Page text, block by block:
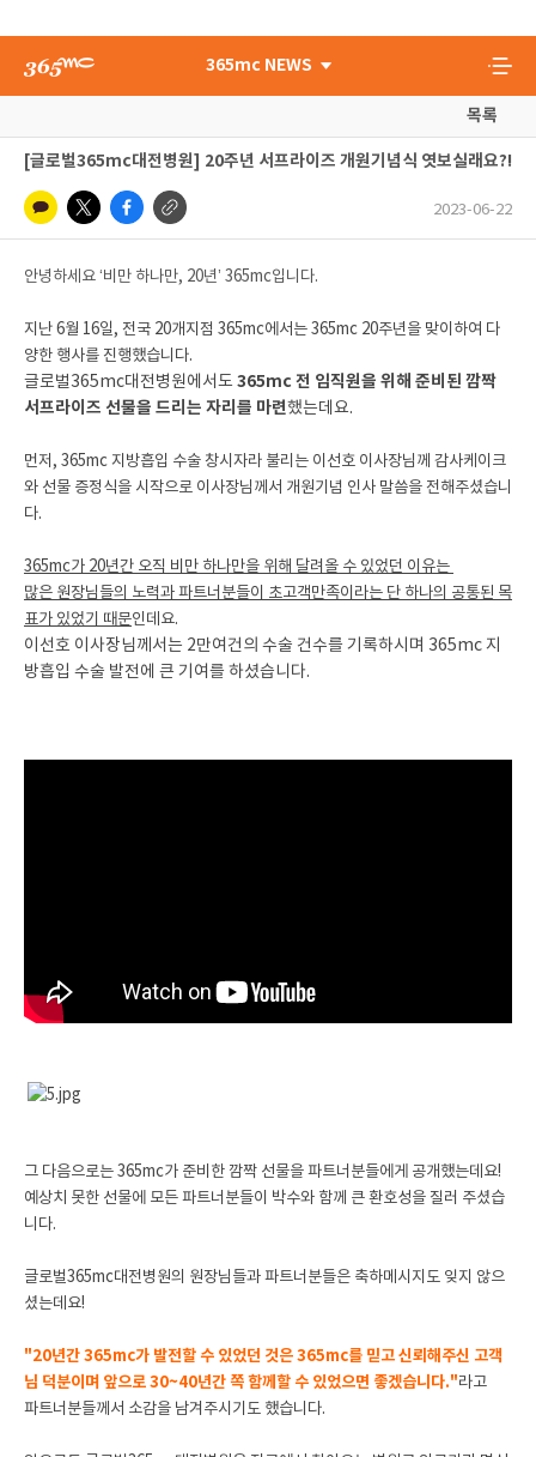
365mc NEWS
목록
[글로벌365mc대전병원] 20주년 서프라이즈 개원기념식 엿보실래요?!
2023-06-22
안녕하세요 ‘비만 하나만, 20년’ 365mc입니다.
지난 6월 16일, 전국 20개지점 365mc에서는 365mc 20주년을 맞이하여 다
양한 행사를 진행했습니다.
글로벌365mc대전병원에서도365mc 전 임직원을 위해 준비된 깜짝
서프라이즈 선물을 드리는 자리를 마련했는데요.
먼저, 365mc 지방흡입 수술 창시자라 불리는 이선호 이사장님께 감사케이크
와 선물 증정식을 시작으로 이사장님께서 개원기념 인사 말씀을 전해주셨습니
다.
365mc가 20년간 오직 비만 하나만을 위해 달려올 수 있었던 이유는
많은 원장님들의 노력과 파트너분들이 초고객만족이라는 단 하나의 공통된 목
표가 있었기 때문인데요.
이선호 이사장님께서는 2만여건의 수술 건수를 기록하시며 365mc 지
방흡입 수술 발전에 큰 기여를 하셨습니다.
그 다음으로는 365mc가 준비한 깜짝 선물을 파트너분들에게 공개했는데요!
예상치 못한 선물에 모든 파트너분들이 박수와 함께 큰 환호성을 질러 주셨습
니다.
글로벌365mc대전병원의 원장님들과 파트너분들은 축하메시지도 잊지 않으
셨는데요!
"20년간 365mc가 발전할 수 있었던 것은 365mc를 믿고 신뢰해주신 고객
님 덕분이며 앞으로 30~40년간 쪽 함께할 수 있었으면 좋겠습니다."라고
파트너분들께서 소감을 남겨주시기도 했습니다.